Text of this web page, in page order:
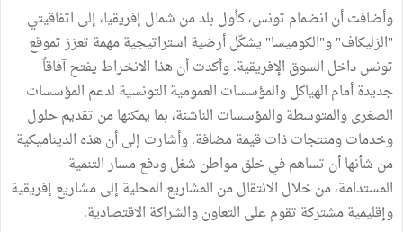
وأضافت أن انضمام تونس، كأول بلد من شمال إفريقيا، إلى اتفاقيتي
"الزليكاف" و"الكوميسا" يشكّل أرضية استراتيجية مهمة تعزز تموقع
تونس داخل السوق الإفريقية. وأكدت أن هذا الانخراط يفتح آفاقاً
جديدة أمام الهياكل والمؤسسات العمومية التونسية لدعم المؤسسات
الصغرى والمتوسطة والمؤسسات الناشئة، بما يمكنها من تقديم حلول
وخدمات ومنتجات ذات قيمة مضافة. وأشارت إلى أن هذه الديناميكية
من شأنها أن تساهم في خلق مواطن شغل ودفع مسار التنمية
المستدامة، من خلال الانتقال من المشاريع المحلية إلى مشاريع إفريقية
وإقليمية مشتركة تقوم على التعاون والشراكة الاقتصادية.